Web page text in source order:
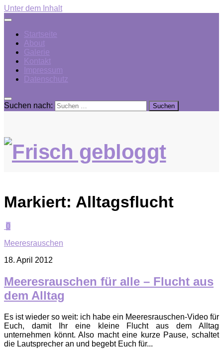
Unter dem Inhalt
Startseite
About
Galerie
Kontakt
Impressum
Datenschutz
Suchen nach:
Markiert: Alltagsflucht
0
Meeresrauschen
18. April 2012
Meeresrauschen für alle – Flucht aus
dem Alltag
Es ist wieder so weit: ich habe ein Meeresrauschen-Video für
Euch, damit Ihr eine kleine Flucht aus dem Alltag
unternehmen könnt. Also macht eine kurze Pause, schaltet
die Lautsprecher an und begebt Euch für...